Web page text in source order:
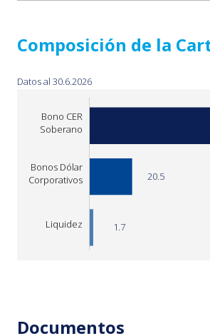
Composición de la
Datos al 30.6.2026
20.5
1.7
Bonos Dólar
Corporativos
Liquidez
Bono CER
Soberano
Bonos Dólar
Corporativos
Documentos